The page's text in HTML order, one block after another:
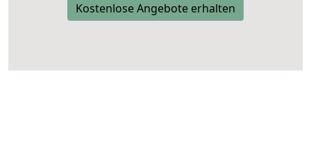
Kostenlose Angebote erhalten